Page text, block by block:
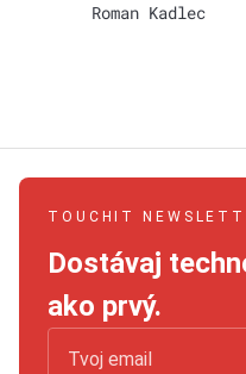
Roman Kadlec
TOUCHIT
Dostávaj
ako prvý.